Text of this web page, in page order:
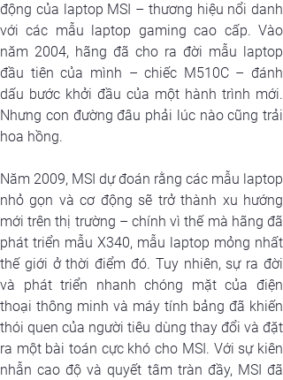
động của laptop MSI – thương hiệu nổi danh
với các mẫu laptop gaming cao cấp. Vào
năm 2004, hãng đã cho ra đời mẫu laptop
đầu tiên của mình – chiếc M510C – đánh
dấu bước khởi đầu của một hành trình mới.
Nhưng con đường đâu phải lúc nào cũng trải
hoa hồng.
Năm 2009, MSI dự đoán rằng các mẫu laptop
nhỏ gọn và cơ động sẽ trở thành xu hướng
mới trên thị trường – chính vì thế mà hãng đã
phát triển mẫu X340, mẫu laptop mỏng nhất
thế giới ở thời điểm đó. Tuy nhiên, sự ra đời
và phát triển nhanh chóng mặt của điện
thoại thông minh và máy tính bảng đã khiến
thói quen của người tiêu dùng thay đổi và đặt
ra một bài toán cực khó cho MSI. Với sự kiên
nhẫn cao độ và quyết tâm tràn đầy, MSI đã